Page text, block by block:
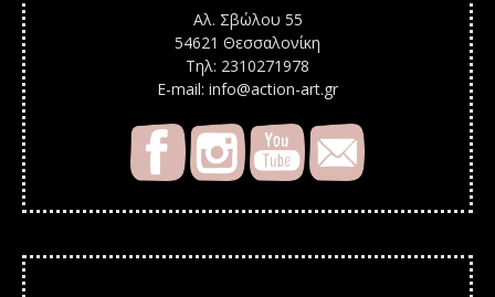
Αλ. Σβώλου 55
54621 Θεσσαλονίκη
Τηλ: 2310271978
E-mail: info@action-art.gr